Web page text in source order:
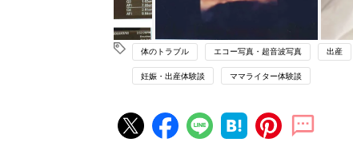
体のトラブル エコー写真・超音波写真 出産
妊娠・出産体験談 ママライター体験談